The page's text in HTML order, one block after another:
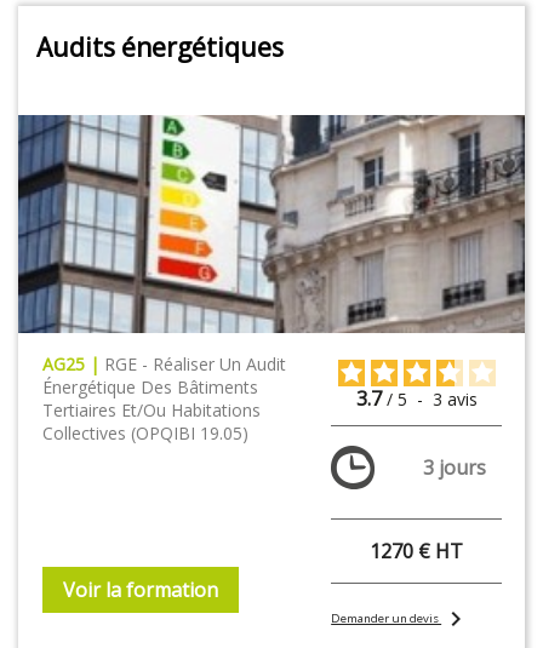
Audits énergétiques
AG25 | RGE - Réaliser Un Audit
Énergétique Des Bâtiments
Tertiaires Et/ou Habitations
Collectives (OPQIBI 19.05)
Voir la formation
3.7 / 5 - 3 avis
3 jours
1270 € HT
Demander un devischevron_right